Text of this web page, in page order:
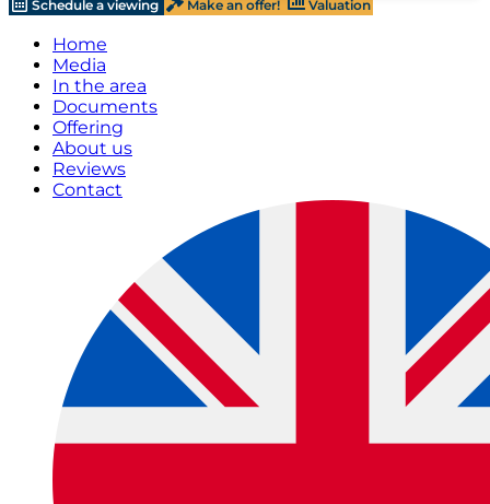
Schedule a viewing
Make an offer! Valuation
Home
Media
In the area
Documents
Offering
About us
Reviews
Contact